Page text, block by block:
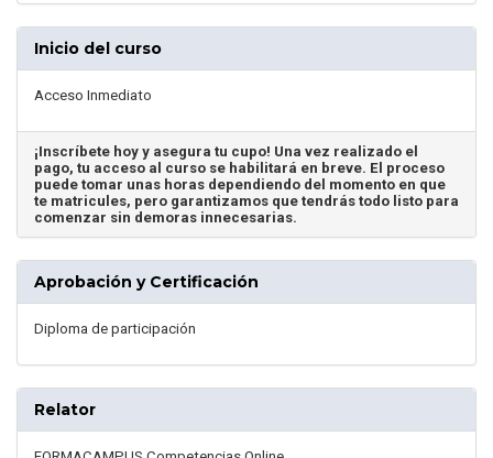
Inicio del curso
Acceso Inmediato
¡Inscríbete hoy y asegura tu cupo! Una vez realizado el
pago, tu acceso al curso se habilitará en breve. El proceso
puede tomar unas horas dependiendo del momento en que
te matricules, pero garantizamos que tendrás todo listo para
comenzar sin demoras innecesarias.
Aprobación y Certificación
Diploma de participación
Relator